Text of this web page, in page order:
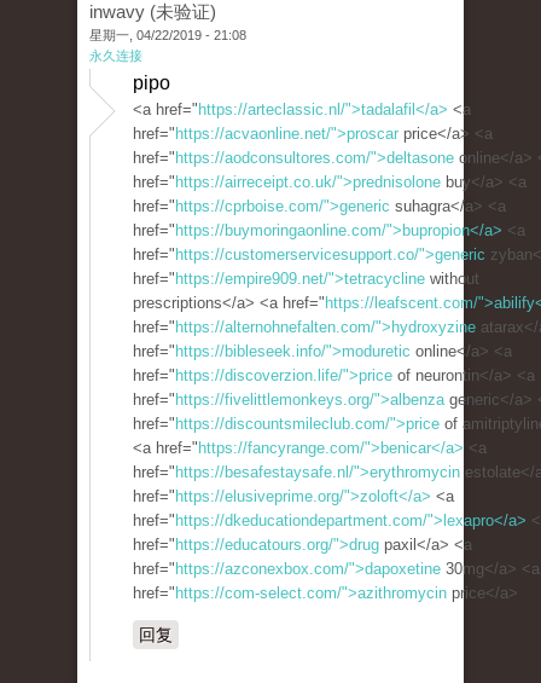
inwavy (未验证)
星期一, 04/22/2019 - 21:08
永久连接
pipo
<a href=" https://arteclassic.nl/">tadalafil</a> <a
href=" https://acvaonline.net/">proscar price</a> <a
href=" https://aodconsultores.com/">deltasone online</a>
href=" https://airreceipt.co.uk/">prednisolone buy</a> <a
href=" https://cprboise.com/">generic suhagra</a> <a
href=" https://buymoringaonline.com/">bupropion</a> <a
href=" https://customerservicesupport.co/">generic
href=" https://empire909.net/">tetracycline without
prescriptions</a> <a href=" https://leafscent.com/
href=" https://alternohnefalten.com/">hydroxyzine
href=" https://bibleseek.info/">moduretic online</a> <a
href=" https://discoverzion.life/">price of neurontin</a> <a
href=" https://fivelittlemonkeys.org/">albenzageneric</a>
href=" https://discountsmileclub.com/">price of
<a href=" https://fancyrange.com/">benicar</a> <a
href=" https://besafestaysafe.nl/">erythromycin estolate</
href=" https://elusiveprime.org/">zoloft</a> <a
href=" https://dkeducationdepartment.com/">lexapro</a>
href=" https://educatours.org/">drug paxil</a> <a
href=" https://azconexbox.com/">dapoxetine 30mg</a> <a
href=" https://com-select.com/">azithromycin price</a>
回复